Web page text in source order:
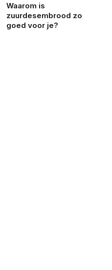
Waarom is
zuurdesembrood zo
goed voor je?